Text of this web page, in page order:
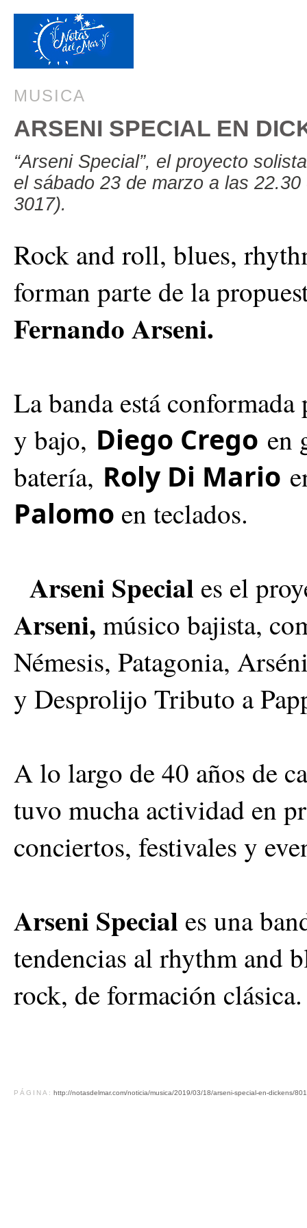
MUSICA
ARSENI SPECIAL EN
“Arseni Special”, el proyecto
el sábado 23 de marzo a las
3017).
Rock and roll, blues,
forman parte de la
Fernando Arseni.
La banda está
y bajo, Diego Crego en
batería, Roly Di Mario
Palomo en teclados.
Arseni Special es el
Arseni, músico bajista,
Némesis, Patagonia,
y Desprolijo Tributo a
A lo largo de 40 años de
tuvo mucha actividad en
conciertos, festivales y
Arseni Special es una
tendencias al rhythm and
rock, de formación clásica.
PÁGINA: http://notasdelmar.com/noticia/musica/2019/03/18/arseni-special-en-dickens/